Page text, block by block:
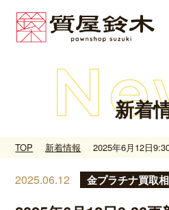
新着
TOP 新着情報 2025年6月12日
2025.06.12 金プラチナ買取